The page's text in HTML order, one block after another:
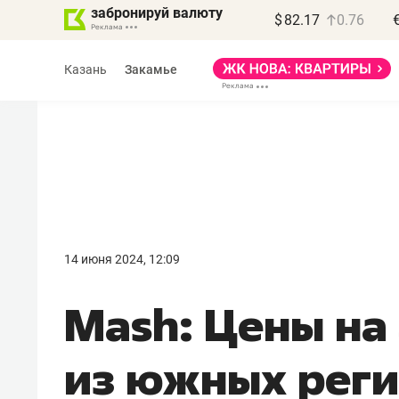
забронируй валюту $ 82.17 0.76
Казань Закамье
14 июня 2024, 12:09
Mash: Цены
из южных
правил, бизнес может
потерять минимум